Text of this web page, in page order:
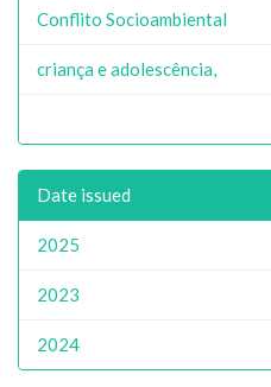
Conflito Socioambiental
criança e adolescência,
Date issued
2025
2023
2024